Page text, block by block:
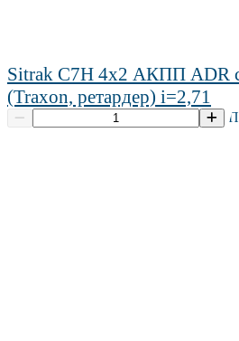
Sitrak C7H 4х2 АКПП ADR
(Traxon, ретардер) i=2,71